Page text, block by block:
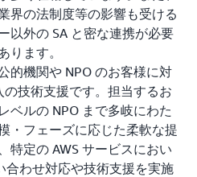
界の法制度等の影響も受ける
以外の SA と密な連携が必要
ります。
的機関や NPO のお客様に対
の技術支援です。担当するお
ベルの NPO まで多岐にわた
・フェーズに応じた柔軟な提
特定の AWS サービスにおい
合わせ対応や技術支援を実施